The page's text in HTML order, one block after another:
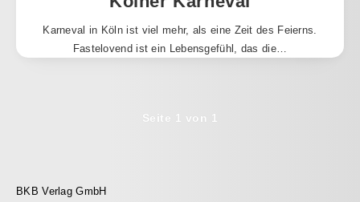
Karneval in Köln ist viel mehr, als eine Zeit des Feierns.
Fastelovend ist ein Lebensgefühl, das die…
Seite 1 von 1
BKB Verlag GmbH